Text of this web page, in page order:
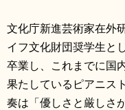
文化庁新進芸術家在外
イフ文化財団奨学生と
卒業し、これまでに国
果たしているピアニス
奏は「優しさと厳しさ